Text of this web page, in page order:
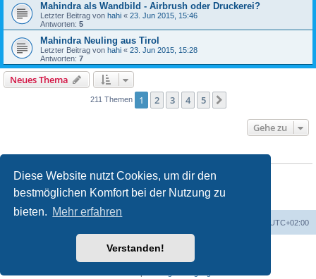
Diese Website nutzt Cookies, um dir den
bestmöglichen Komfort bei der Nutzung zu
bieten. Mehr erfahren
Verstanden!
Mahindra als Wandbild - Airbrush oder Druckerei?
Letzter Beitrag von hahi « 23. Jun 2015, 15:46
Antworten: 5
Mahindra Neuling aus Tirol
Letzter Beitrag von hahi « 23. Jun 2015, 15:28
Antworten: 7
Neues Thema
211 Themen 1 2 3 4 5
Gehe zu
Du darfst
keine neuen Themen in diesem Forum erstellen.
Du darfstkeine Antworten zu Themen in diesem Forum erstellen.
Du darfst deine Beiträge in diesem Forum nicht ändern.
Du darfst deine Beiträge in diesem Forum
UTC+02:00
Powered byphpBB® Forum Software © phpBB Limited
phpBB.de